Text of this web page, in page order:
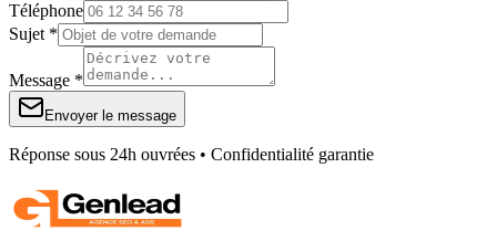
Téléphone
Sujet *
Message *
Envoyer le message
Réponse sous 24h ouvrées • Confidentialité garantie